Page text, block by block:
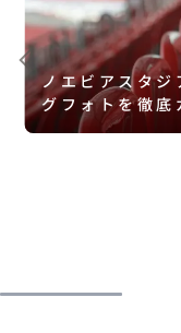
ノエビアスタジ
グフォトを徹底